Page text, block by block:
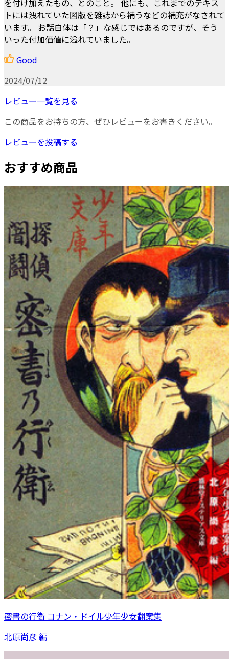
を付け加えたもの、とのこと。 他にも、これまでのテキス
トには洩れていた図版を雑誌から補うなどの補充がなされて
います。 お話自体は「？」な感じではあるのですが、そう
いった付加価値に溢れていました。
Good
2024/07/12
レビュー一覧を見る
この商品をお持ちの方、ぜひレビューをお書きください。
レビューを投稿する
おすすめ商品
密書の行衛 コナン・ドイル少年少女翻案集
北原尚彦 編